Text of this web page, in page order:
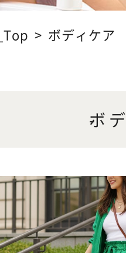
合わせ
ボディケア
ボ